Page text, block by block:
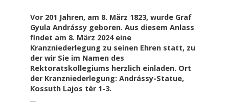
Vor 201 Jahren, am 8. März 1823, wurde Graf
Gyula Andrássy geboren. Aus diesem Anlass
findet am 8. März 2024 eine
Kranzniederlegung zu seinen Ehren statt, zu
der wir Sie im Namen des
Rektoratskollegiums herzlich einladen. Ort
der Kranzniederlegung: Andrássy-Statue,
Kossuth Lajos tér 1-3.